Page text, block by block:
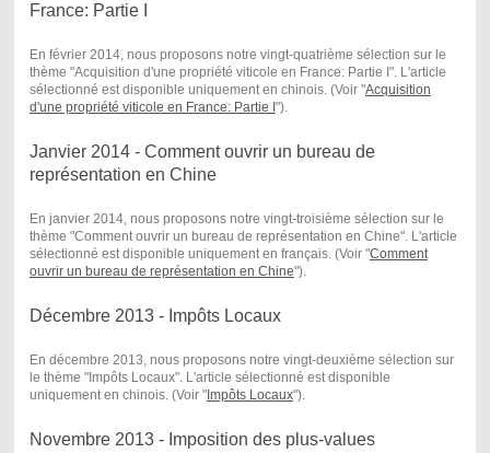
France: Partie I
En février 2014, nous proposons notre vingt-quatrième sélection sur le
thème "Acquisition d'une propriété viticole en France: Partie I". L'article
sélectionné est disponible uniquement en chinois. (Voir "Acquisition
d'une propriété viticole en France: Partie I ") .
Janvier 2014 - Comment ouvrir un bureau de
représentation en Chine
En janvier 2014, nous proposons notre vingt-troisième sélection sur le
thème "Comment ouvrir un bureau de représentation en Chine". L'article
sélectionné est disponible uniquement en français. (Voir "Comment
ouvrir un bureau de représentation en Chine") .
Décembre 2013 - Impôts Locaux
En décembre 2013, nous proposons notre vingt-deuxième sélection sur
le thème "Impôts Locaux". L'article sélectionné est disponible
uniquement en chinois. (Voir "Impôts Locaux") .
Novembre 2013 - Imposition des plus-values